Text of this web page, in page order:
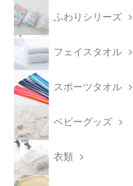
ふわりシリーズ
フェイスタオル
スポーツタオル
ベビーグッズ
衣類